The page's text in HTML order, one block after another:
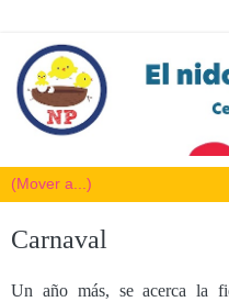
Carnaval
Un año más, se acerca la